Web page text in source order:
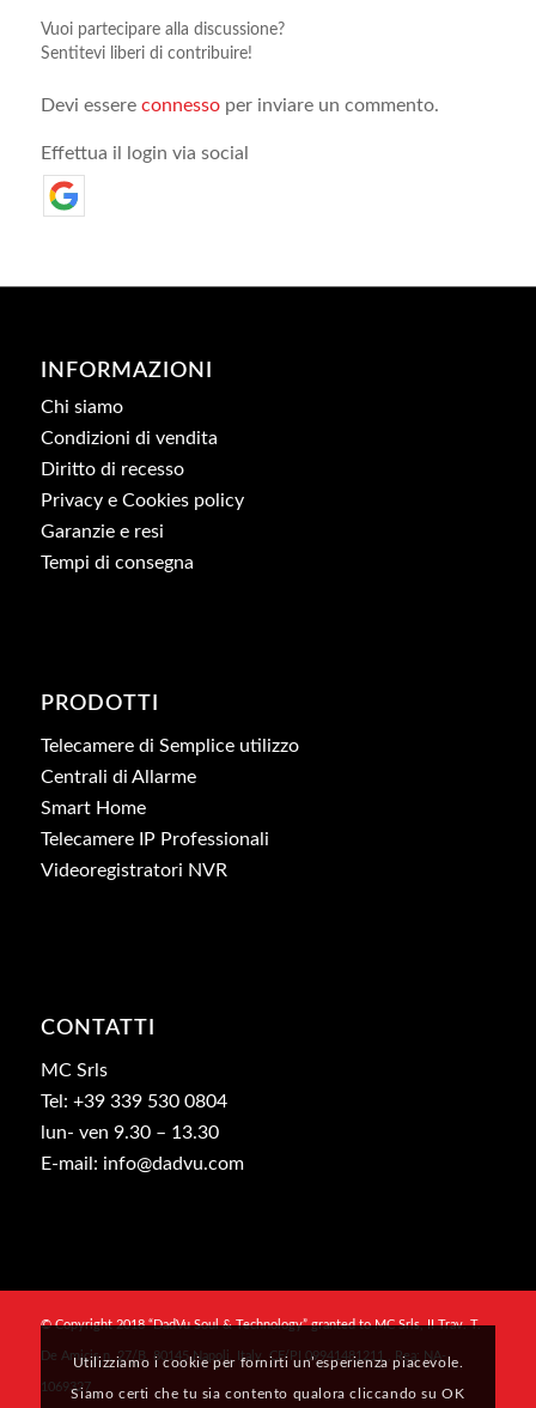
Vuoi partecipare alla discussione?
Sentitevi liberi di contribuire!
Devi essere connessoper inviare un commento.
Effettua il login via social
INFORMAZIONI
Chi siamo
Condizioni di vendita
Diritto di recesso
Privacy e Cookies policy
Garanzie e resi
Tempi di consegna
PRODOTTI
Telecamere di Semplice utilizzo
Centrali di Allarme
Smart Home
Telecamere IP Professionali
Videoregistratori NVR
CONTATTI
MC Srls
Tel: +39 339 530 0804
lun- ven 9.30 – 13.30
E-mail: info@dadvu.com
© Copyright 2018 “DadVu Soul & Technology” granted to MC Srls, II Trav. T.
De Amicis n. 27/B, 80145 Napoli, Italy, CF/PI 09941481211 , Rea: NA-
1069327
Utilizziamo i cookie per fornirti un’esperienza piacevole.
Siamo certi che tu sia contento qualora cliccando su OK